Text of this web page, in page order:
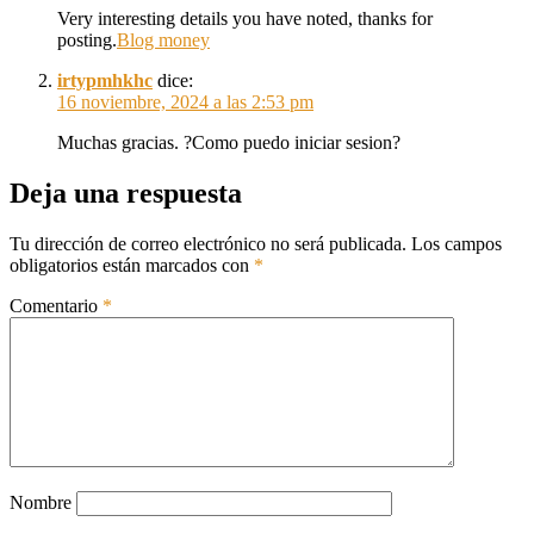
Very interesting details you have noted, thanks for
posting.Blog money
irtypmhkhc dice:
16 noviembre, 2024 a las 2:53 pm
Muchas gracias. ?Como puedo iniciar sesion?
Deja una respuesta
Tu dirección de correo electrónico no será publicada. Los campos
obligatorios están marcados con *
Comentario *
Nombre